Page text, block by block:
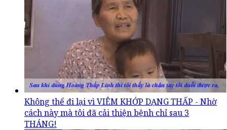
Không thể đi lại vì VIÊM KHỚP DẠNG THẤP - Nhờ
cách này mà tôi đã cải thiện bệnh chỉ sau 3
THÁNG!